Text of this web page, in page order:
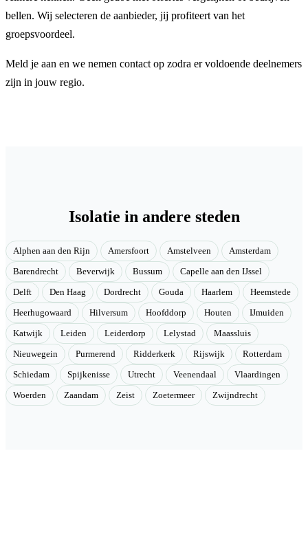
bellen. Wij selecteren de aanbieder, jij profiteert van het
groepsvoordeel.
Meld je aan en we nemen contact op zodra er voldoende deelnemers
zijn in jouw regio.
Isolatie in andere steden
Alphen aan den Rijn Amersfoort Amstelveen Amsterdam
Barendrecht Beverwijk Bussum Capelle aan den IJssel
Delft Den Haag Dordrecht Gouda Haarlem Heemstede
Heerhugowaard Hilversum Hoofddorp Houten IJmuiden
Katwijk Leiden Leiderdorp Lelystad Maassluis
Nieuwegein Purmerend Ridderkerk Rijswijk Rotterdam
Schiedam Spijkenisse Utrecht Veenendaal Vlaardingen
Woerden Zaandam Zeist Zoetermeer Zwijndrecht